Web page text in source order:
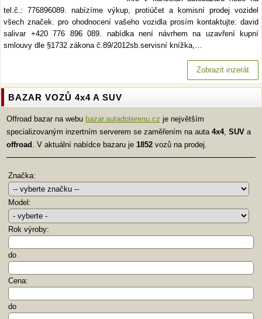
tel.č.: 776896089. nabízíme výkup, protiúčet a komisní prodej vozidel
všech značek. pro ohodnocení vašeho vozidla prosím kontaktujte: david
salivar +420 776 896 089. nabídka není návrhem na uzavření kupní
smlouvy dle §1732 zákona č.89/2012sb.servisní knížka,…
Zobrazit inzerát
BAZAR VOZŮ 4x4 A SUV
Offroad bazar na webu bazar.autadoterenu.cz je největším
specializovaným inzertním serverem se zaměřením na auta 4x4, SUV a
offroad . V aktuální nabídce bazaru je 1852 vozů na prodej.
Značka:
Model:
Rok výroby:
do
Cena:
do